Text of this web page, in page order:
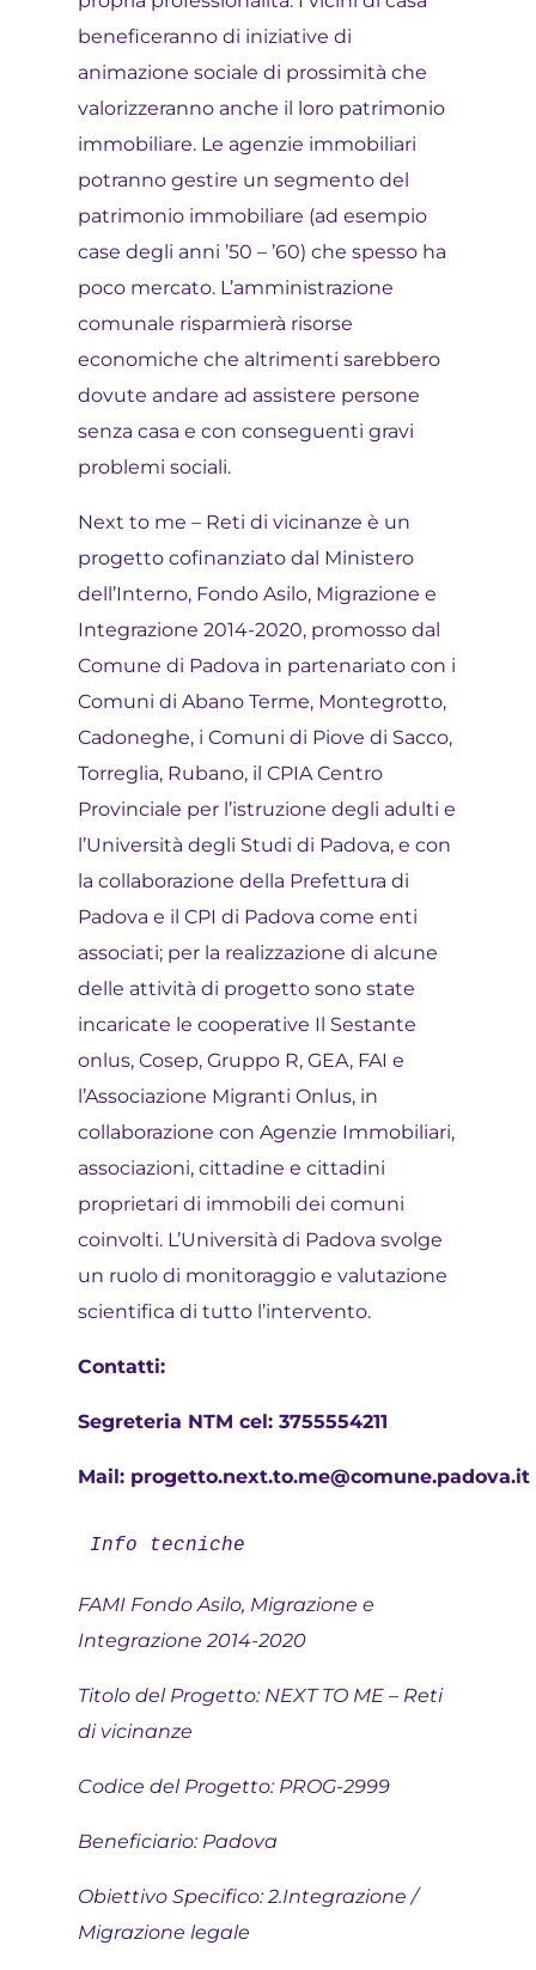
beneficeranno di iniziative di
animazione sociale di prossimità che
valorizzeranno anche il loro patrimonio
immobiliare. Le agenzie immobiliari
potranno gestire un segmento del
patrimonio immobiliare (ad esempio
case degli anni ’50 – ’60) che spesso ha
poco mercato. L’amministrazione
comunale risparmierà risorse
economiche che altrimenti sarebbero
dovute andare ad assistere persone
senza casa e con conseguenti gravi
problemi sociali.
Next to me – Reti di vicinanze è un
progetto cofinanziato dal Ministero
dell’Interno, Fondo Asilo, Migrazione e
Integrazione 2014-2020, promosso dal
Comune di Padova in partenariato con i
Comuni di Abano Terme, Montegrotto,
Cadoneghe, i Comuni di Piove di Sacco,
Torreglia, Rubano, il CPIA Centro
Provinciale per l’istruzione degli adulti e
l’Università degli Studi di Padova, e con
la collaborazione della Prefettura di
Padova e il CPI di Padova come enti
associati; per la realizzazione di alcune
delle attività di progetto sono state
incaricate le cooperative Il Sestante
onlus, Cosep, Gruppo R, GEA, FAI e
l’Associazione Migranti Onlus, in
collaborazione con Agenzie Immobiliari,
associazioni, cittadine e cittadini
proprietari di immobili dei comuni
coinvolti. L’Università di Padova svolge
un ruolo di monitoraggio e valutazione
scientifica di tutto l’intervento.
Contatti:
Segreteria NTM cel: 3755554211
Mail: progetto.next.to.me@comune.padova.it
Info tecniche
FAMI Fondo Asilo, Migrazione e
Integrazione 2014-2020
Titolo del Progetto: NEXT TO ME – Reti
di vicinanze
Codice del Progetto: PROG-2999
Beneficiario: Padova
Obiettivo Specifico: 2.Integrazione /
Migrazione legale